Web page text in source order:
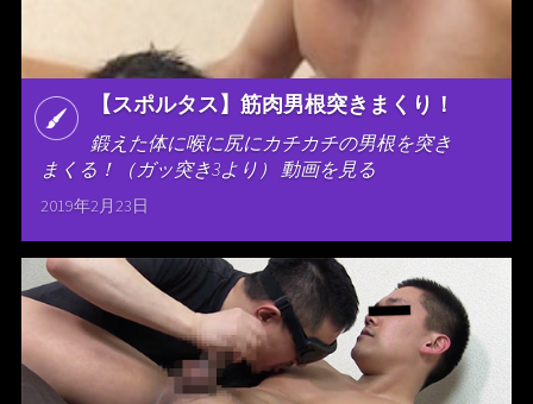
【スポルタス】筋肉男根突きまくり！
鍛えた体に喉に尻にカチカチの男根を突き
まくる！（ガッ突き3より） 動画を見る
2019年2月23日